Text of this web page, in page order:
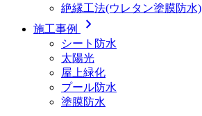
絶縁工法(ウレタン塗膜防水)
施工事例
chevron_right
シート防水
太陽光
屋上緑化
プール防水
塗膜防水